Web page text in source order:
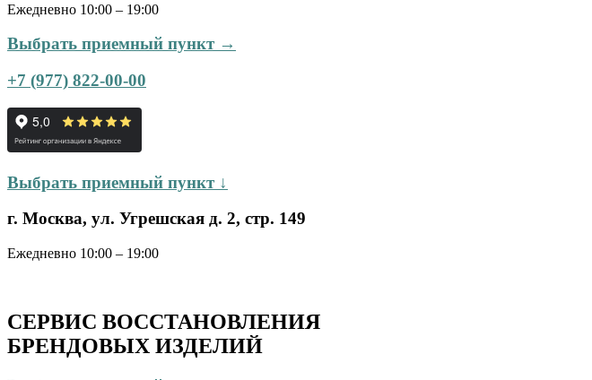
Ежедневно 10:00 – 19:00
Выбрать приемный пункт →
+7 (977) 822-00-00
Выбрать приемный пункт ↓
г. Москва, ул. Угрешская д. 2, стр. 149
Ежедневно 10:00 – 19:00
СЕРВИС ВОССТАНОВЛЕНИЯ
БРЕНДОВЫХ ИЗДЕЛИЙ